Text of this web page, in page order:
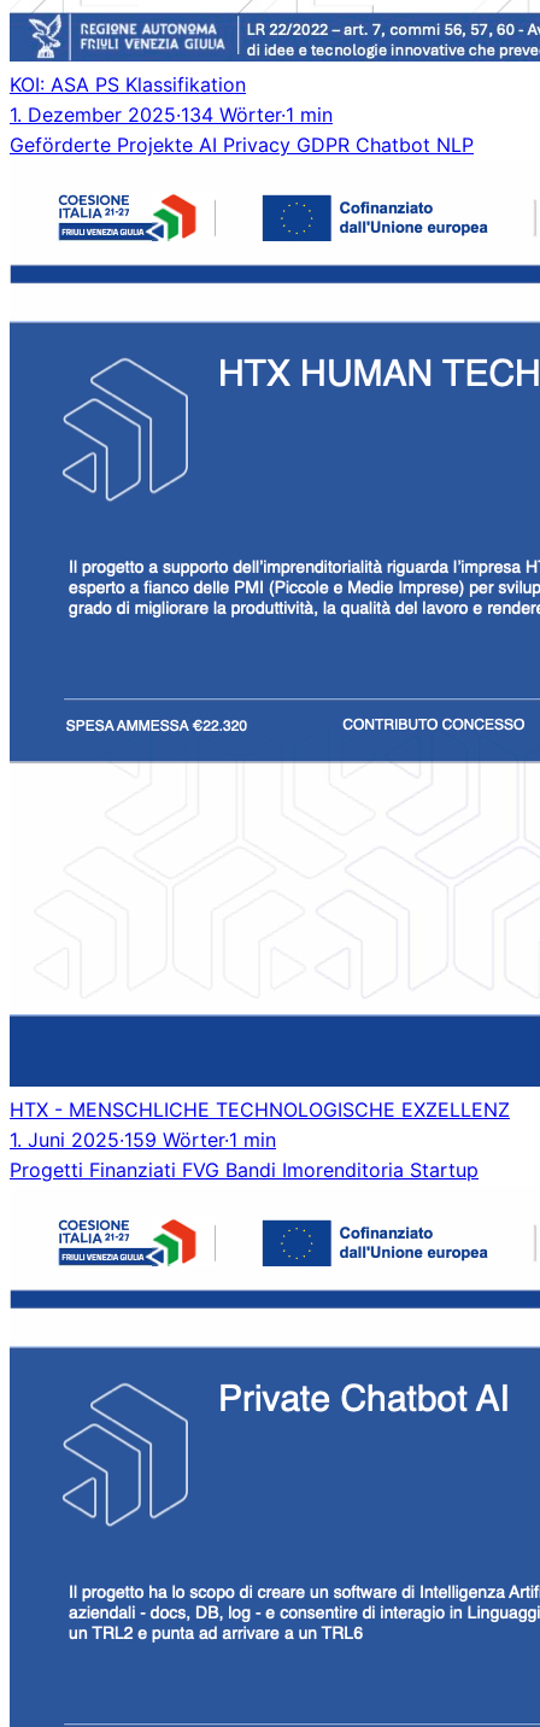
KOI: ASA PS Klassifikation
1. Dezember 2025·134 Wörter·1 min
Geförderte Projekte AI Privacy GDPR Chatbot NLP
HTX - MENSCHLICHE TECHNOLOGISCHE EXZELLENZ
1. Juni 2025·159 Wörter·1 min
Progetti Finanziati FVG Bandi Imorenditoria Startup